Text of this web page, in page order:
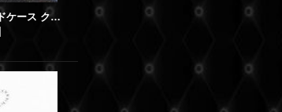
本革 クロコダイル カードケース クロコ 名刺ケース マネークリップ付